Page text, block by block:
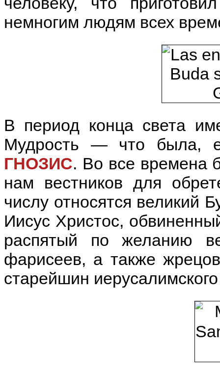
немногим людям всех
В период конца света
Мудрость — что была,
ГНОЗИС. Во все времена
нам вестников для
числу относятся великий
Иисус Христос,
распятый по желанию
фарисеев, а также
старейшин